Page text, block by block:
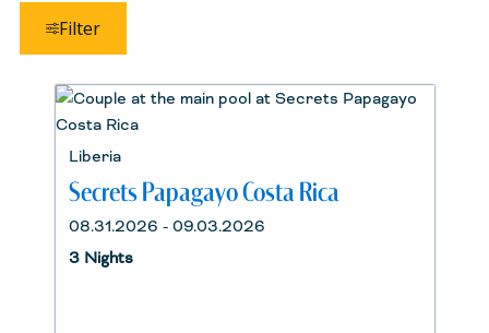
Filter
Liberia
Secrets Papagayo Costa Rica
08.31.2026 - 09.03.2026
3 Nights